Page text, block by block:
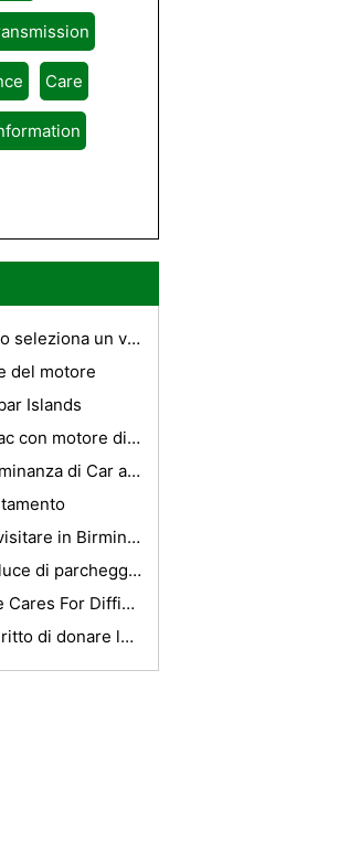
Care
Dos E Donts quando seleziona un veicolo di seconda mano
del motore
Islands
GM progetta Cadillac con motore diesel, Saturno Auto Entro il 2010
Honda continua dominanza di Car and Driver 10 migliori; classificate con una Porsche, Bmw, Cadillac, e Audi
Belle attrazioni da visitare in Birmingham
Come sostituire la luce di parcheggio per una Lexus RX300
Servizio Produttore Cares For Difficoltà Auto A Sydney
Scegli una carità Diritto di donare la vostra auto